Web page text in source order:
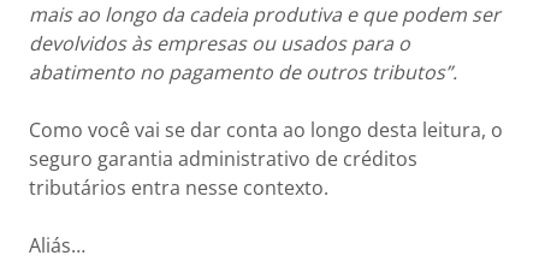
mais ao longo da cadeia produtiva e que podem ser
devolvidos às empresas ou usados para o
abatimento no pagamento de outros tributos”.
Como você vai se dar conta ao longo desta leitura, o
seguro garantia administrativo de créditos
tributários entra nesse contexto.
Aliás…